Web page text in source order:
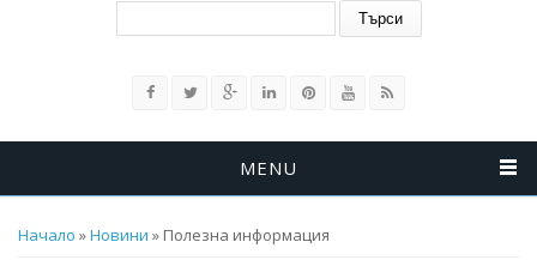
MENU
Вие сте тук
Начало »Новини » Полезна информация